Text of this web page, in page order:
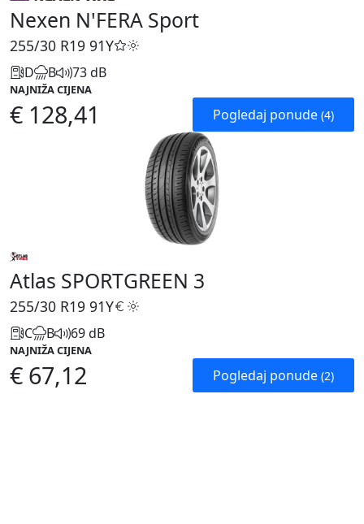
Nexen N'FERA Sport
255/30 R19 91Y
D B 73 dB
NAJNIŽA CIJENA
€ 128,41 Pogledaj ponude (4)
Atlas SPORTGREEN 3
255/30 R19 91Y
C B 69 dB
NAJNIŽA CIJENA
€ 67,12 Pogledaj ponude (2)